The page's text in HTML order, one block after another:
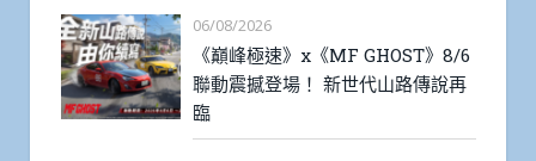
06/08/2026
《巔峰極速》x《MF GHOST》8/6
聯動震撼登場！ 新世代山路傳說再
臨